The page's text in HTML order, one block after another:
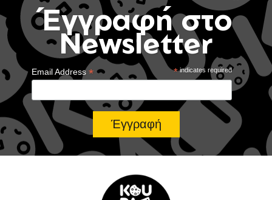
Έγγραφή στο
Newsletter
*indicates required
Email Address*